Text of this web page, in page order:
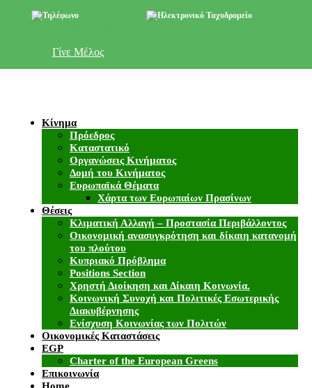
Γίνε Μέλος
Κίνημα
Πρόεδρος
Καταστατικό
Οργανώσεις Κινήματος
Δομή του Κινήματος
Ευρωπαϊκά Θέματα
Χάρτα των Ευρωπαίων Πρασίνων
Θέσεις
Κλιματική Αλλαγή – Προστασία Περιβάλλοντος
Οικονομική ανασυγκρότηση και δίκαιη κατανομή
του πλούτου
Κυπριακό Πρόβλημα
Positions Section
Χρηστή Διοίκηση και Δίκαιη Κοινωνία.
Κοινωνική Συνοχή και Πολιτικές Εσωτερικής
Διακυβέρνησης
Ενίσχυση Κοινωνίας των Πολιτών
Οικονομικές Καταστάσεις
EGP
Charter of the European Greens
Επικοινωνία